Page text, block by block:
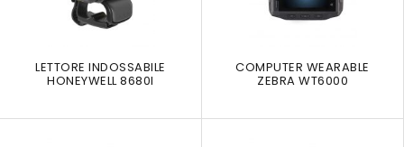
LETTORE INDOSSABILE
HONEYWELL 8680I
COMPUTER WEARABLE
ZEBRA WT6000